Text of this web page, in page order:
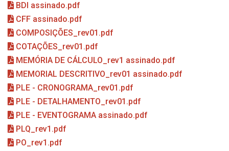
BDI assinado.pdf
CFF assinado.pdf
COMPOSIÇÕES_rev01.pdf
COTAÇÕES_rev01.pdf
MEMÓRIA DE CÁLCULO_rev1 assinado.pdf
MEMORIAL DESCRITIVO_rev01 assinado.pdf
PLE - CRONOGRAMA_rev01.pdf
PLE - DETALHAMENTO_rev01.pdf
PLE - EVENTOGRAMA assinado.pdf
PLQ_rev1.pdf
PO_rev1.pdf